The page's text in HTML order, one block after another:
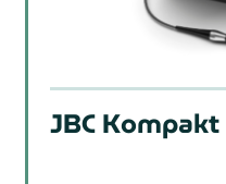
JBC